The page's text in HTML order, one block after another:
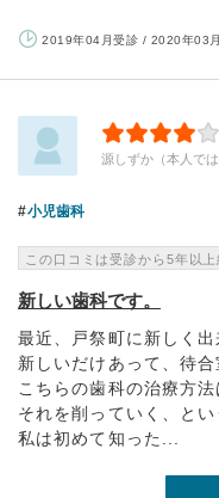
2019年04月受診 / 2020年03
源しずか（本人で
小児歯科
この口コミは受診から5年以上
新しい歯科です。
最近、戸祭町に新しく出
新しいだけあって、待
こちらの歯科の治療方
それを削っていく、とい
私は初めて知った...